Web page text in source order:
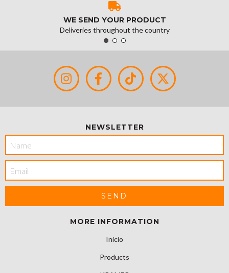
WE SEND YOUR PRODUCT
Deliveries throughout the country
NEWSLETTER
MORE INFORMATION
Inicio
Products